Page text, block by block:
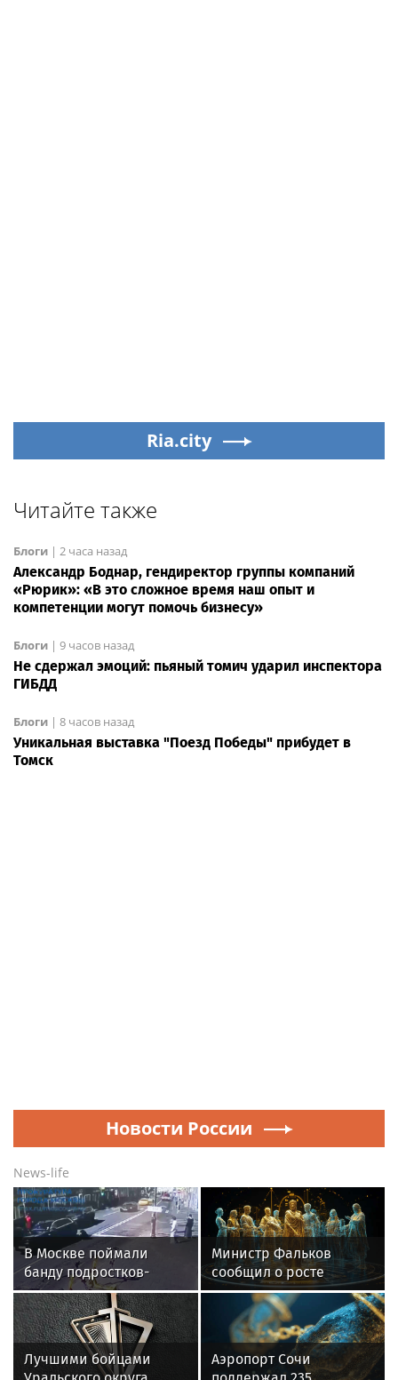
Ria.city
Читайте также
Блоги | 2 часа назад
Александр Боднар, гендиректор группы компаний
«Рюрик»: «В это сложное время наш опыт и
компетенции могут помочь бизнесу»
Блоги | 9 часов назад
Не сдержал эмоций: пьяный томич ударил инспектора
ГИБДД
Блоги | 8 часов назад
Уникальная выставка "Поезд Победы" прибудет в
Томск
Новости России
News-life
В Москве поймали
банду подростков-
автоподставщиков
Министр Фальков
сообщил о росте
популярности вузов в
регионах России
Лучшими бойцами
Аэропорт Сочи